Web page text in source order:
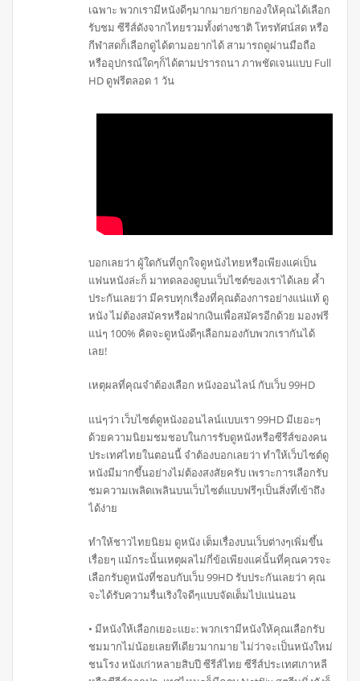
เฉพาะ พวกเรามีหนังดีๆมากมายก่ายกองให้คุณได้เลือก
รับชม ซีรีส์ดังจากไทยรวมทั้งต่างชาติ โทรทัศน์สด หรือ
กีฬาสดก็เลือกดูได้ตามอยากได้ สามารถดูผ่านมือถือ
หรืออุปกรณ์ใดๆก็ได้ตามปรารถนา ภาพชัดเจนแบบ Full
HD ดูฟรีตลอด 1 วัน
บอกเลยว่า ผู้ใดกันที่ถูกใจดูหนังไทยหรือเพียงแค่เป็น
แฟนหนังล่ะก็ มาทดลองดูบนเว็บไซต์ของเราได้เลย ค้ำ
ประกันเลยว่า มีครบทุกเรื่องที่คุณต้องการอย่างแน่แท้ ดู
หนัง ไม่ต้องสมัครหรือฝากเงินเพื่อสมัครอีกด้วย มองฟรี
แน่ๆ 100% คิดจะดูหนังดีๆเลือกมองกับพวกเรากันได้
เลย!
เหตุผลที่คุณจำต้องเลือก หนังออนไลน์ กับเว็บ 99HD
แน่ๆว่า เว็บไซต์ดูหนังออนไลน์แบบเรา 99HD มีเยอะๆ
ด้วยความนิยมชมชอบในการรับดูหนังหรือซีรีส์ของคน
ประเทศไทยในตอนนี้ จำต้องบอกเลยว่า ทำให้เว็บไซต์ดู
หนังมีมากขึ้นอย่างไม่ต้องสงสัยครับ เพราะการเลือกรับ
ชมความเพลิดเพลินบนเว็บไซต์แบบฟรีๆเป็นสิ่งที่เข้าถึง
ได้ง่าย
ทำให้ชาวไทยนิยม ดูหนัง เต็มเรื่องบนเว็บต่างๆเพิ่มขึ้น
เรื่อยๆ แม้กระนั้นเหตุผลไม่กี่ข้อเพียงแค่นั้นที่คุณควรจะ
เลือกรับดูหนังที่ชอบกับเว็บ 99HD รับประกันเลยว่า คุณ
จะได้รับความรื่นเริงใจดีๆแบบจัดเต็มไปแน่นอน
• มีหนังให้เลือกเยอะแยะ: พวกเรามีหนังให้คุณเลือกรับ
ชมมากไม่น้อยเลยทีเดียวมากมาย ไม่ว่าจะเป็นหนังใหม่
ชนโรง หนังเก่าหลายสิบปี ซีรีส์ไทย ซีรีส์ประเทศเกาหลี